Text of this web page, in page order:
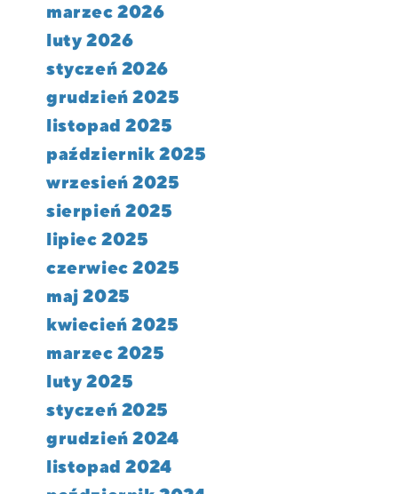
marzec 2026
luty 2026
styczeń 2026
grudzień 2025
listopad 2025
październik 2025
wrzesień 2025
sierpień 2025
lipiec 2025
czerwiec 2025
maj 2025
kwiecień 2025
marzec 2025
luty 2025
styczeń 2025
grudzień 2024
listopad 2024